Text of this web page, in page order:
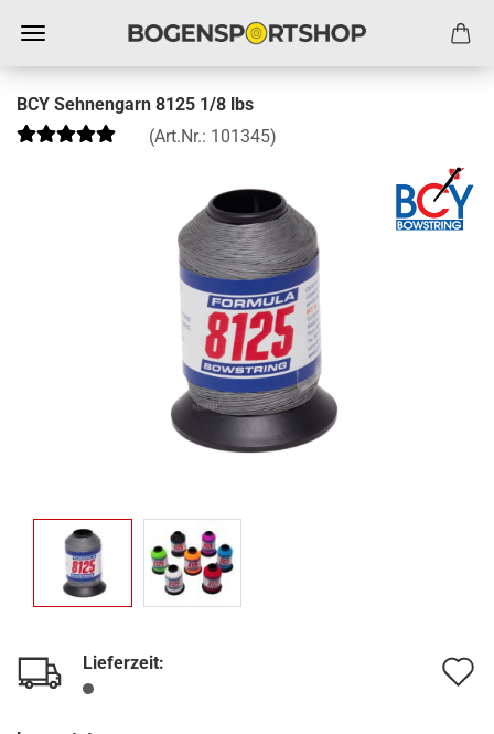
BCY Sehnengarn 8125 1/8 lbs
(Art.Nr.: 101345)
Lieferzeit: